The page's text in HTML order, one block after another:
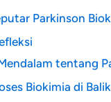
Parkinson
tentang
Biokimia di